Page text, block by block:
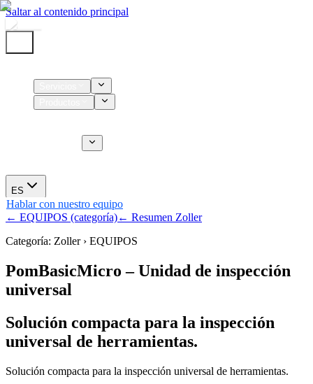
Saltar al contenido principal
ES
Hablar con nuestro equipo
← EQUIPOS (categoría)← Resumen Zoller
Categoría: Zoller › EQUIPOS
PomBasicMicro – Unidad de inspección
universal
Solución compacta para la inspección
universal de herramientas.
Solución compacta para la inspección universal de herramientas.